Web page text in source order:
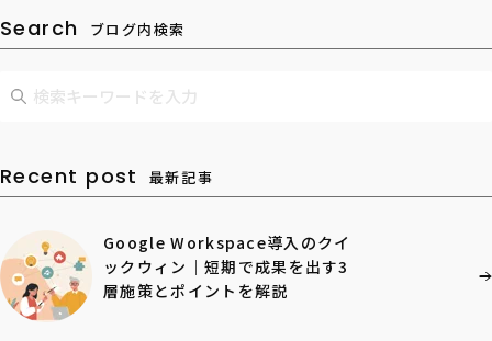
Search ブログ内検索
Recent post 最新記事
Google Workspace導入のクイ
ックウィン｜短期で成果を出す3
層施策とポイントを解説